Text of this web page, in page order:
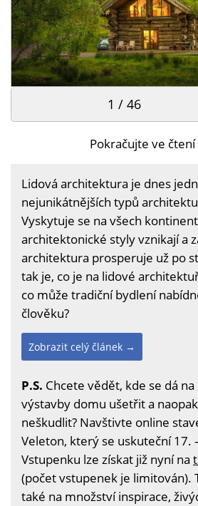
1 / 46
Pokračujte ve čtení
Lidová architektura je dnes
nejunikátnějších typů
Vyskytuje se na všech
architektonické styly vznikají a
architektura prosperuje už po
tak je, co je na lidové
co může tradiční bydlení
člověku?
Zobrazit celý článek →
P.S. Chcete vědět, kde se dá
výstavby domu ušetřit a
neškudlit? Navštivte online
Veleton, který se uskuteční 17.
Vstupenku lze získat již nyní na
(počet vstupenek je limitován).
také na množství inspirace,